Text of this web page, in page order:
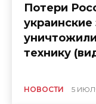
Потери
технику
НОВОСТИ 5